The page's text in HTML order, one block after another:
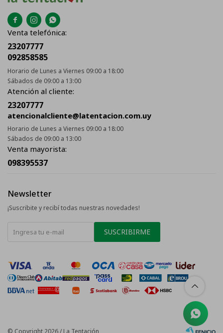
  
Venta telefónica:
23207777
092858585
Horario de Lunes a Viernes 09:00 a 18:00
Sábados de 09:00 a 13:00
Atención al cliente:
23207777
atencionalcliente@latentacion.com.uy
Horario de Lunes a Viernes 09:00 a 18:00
Sábados de 09:00 a 13:00
Venta mayorista:
098395537
Newsletter
¡Suscribite y recibí todas nuestras novedades!
SUSCRIBIRME